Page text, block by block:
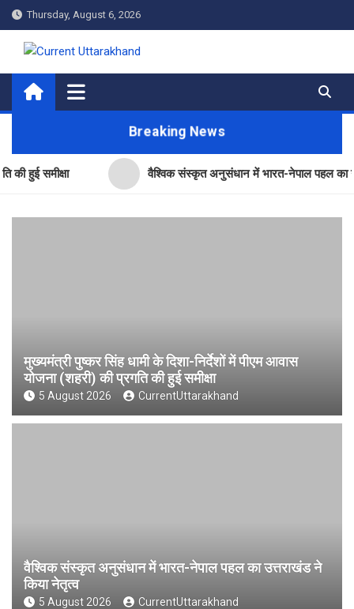
Skip
to
content
Thursday, August 6, 2026
Current Uttarakhand
Breaking News
वैश्विक संस्कृत अनुसंधान में भारत-नेपाल पहल का उत्तराखंड
मुख्यमंत्री पुष्कर सिंह धामी के दिशा-निर्देशों में पीएम आवास
योजना (शहरी) की प्रगति की हुई समीक्षा
5 August 2026 CurrentUttarakhand
वैश्विक संस्कृत अनुसंधान में भारत-नेपाल पहल का उत्तराखंड ने
किया नेतृत्व
5 August 2026 CurrentUttarakhand